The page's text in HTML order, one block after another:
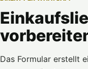
Das Formular erstellt